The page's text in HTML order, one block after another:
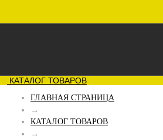
КАТАЛОГ ТОВАРОВ
ГЛАВНАЯ СТРАНИЦА
→
КАТАЛОГ ТОВАРОВ
→